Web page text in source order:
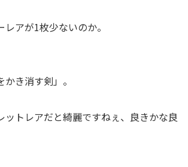
アが1枚少ないのか。
き消す剣」。
ットレアだと綺麗ですねぇ、良きかな良